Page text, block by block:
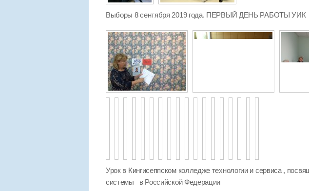
Выборы 8 сентября 2019 года. ПЕРВЫЙ ДЕНЬ РАБОТЫ УИК
Урок в Кингисеппском колледже технологии и сервиса ,
системы в Российской Федерации